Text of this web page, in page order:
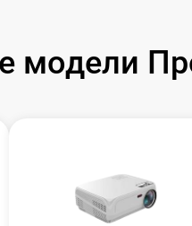
модели